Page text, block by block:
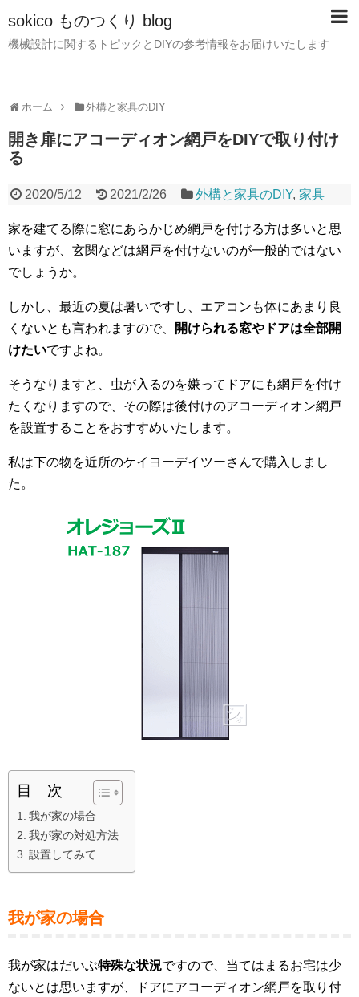
sokico ものつくり blog
機械設計に関するトピックとDIYの参考情報をお届けいたします
ホーム 外構と家具のDIY
開き扉にアコーディオン網戸をDIYで取り付け
る
2020/5/12 2021/2/26 外構と家具のDIY,家具
家を建てる際に窓にあらかじめ網戸を付ける方は多いと思
いますが、玄関などは網戸を付けないのが一般的ではない
でしょうか。
しかし、最近の夏は暑いですし、エアコンも体にあまり良
くないとも言われますので、
開けられる窓やドアは全部開
けたいですよね。
そうなりますと、虫が入るのを嫌ってドアにも網戸を付け
たくなりますので、その際は後付けのアコーディオン網戸
を設置することをおすすめいたします。
私は下の物を近所のケイヨーデイツーさんで購入しまし
た。
目 次
我が家の場合
我が家の対処方法
設置してみて
我が家の場合
我が家はだいぶ特殊な状況ですので、当てはまるお宅は少
ないとは思いますが、ドアにアコーディオン網戸を取り付